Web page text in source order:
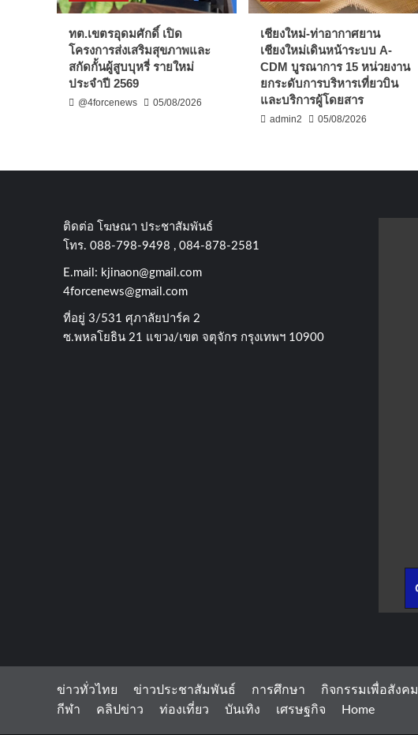
ทต.เขตรอุดมศักดิ์ เปิด
โครงการส่งเสริมสุขภาพและ
สกัดกั้นผู้สูบบุหรี่ รายใหม่
ประจำปี 2569
@4forcenews 05/08/2026
เชียงใหม่-ท่าอากาศยาน
เชียงใหม่เดินหน้าระบบ A-
CDM บูรณาการ 15 หน่วยงาน
ยกระดับการบริหารเที่ยวบิน
และบริการผู้โดยสาร
admin2 05/08/2026
ติดต่อ​ โฆษณา​ ประชาสัมพันธ์
โทร​. 088-798-9498 , 084-878-2581
E.mail: kjinaon@gmail.com
4forcenews@gmail.com
ที่อยู่​ 3/531​ ศุภาลัยปาร์ค​ 2
ซ.พหลโยธิน​ 21​ แขวง/เขต​ จตุจักร​ กรุงเทพฯ 10900
ข่าวทั่วไทย ข่าวประชาสัมพันธ์ การศึกษา กิจกรรมเพื่อสังคม
กีฬา
คลิปข่าว ท่องเที่ยว บันเทิง เศรษฐกิจ Home